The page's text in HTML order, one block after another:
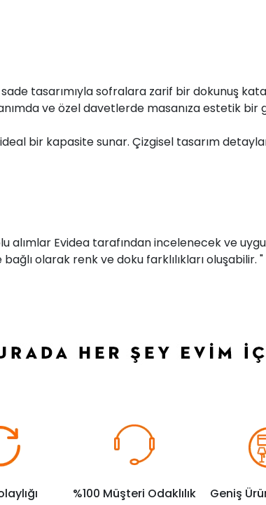
tasarımıyla sofralara zarif bir dokunuş
ve özel davetlerde masanıza estetik bir
bir kapasite sunar. Çizgisel tasarım
alımlar Evidea tarafından incelenecek ve
olarak renk ve doku farklılıkları oluşabilir. "
%100 Müşteri Odaklılık Geniş